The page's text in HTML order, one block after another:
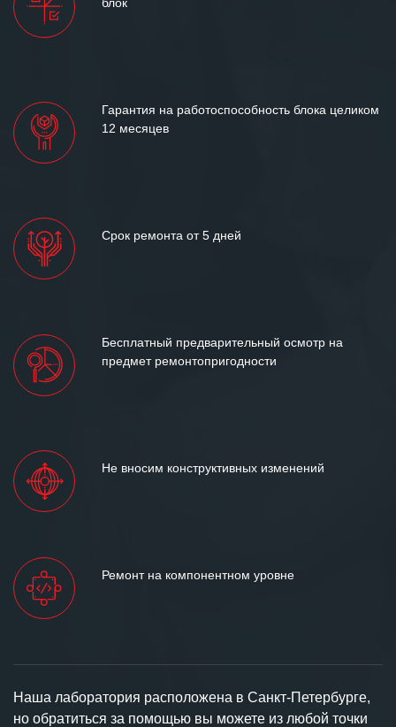
Гарантия на работоспособность блока целиком
12 месяцев
Срок ремонта от 5 дней
Бесплатный предварительный осмотр на
предмет ремонтопригодности
Не вносим конструктивных изменений
Ремонт на компонентном уровне
Наша лаборатория расположена в Санкт-Петербурге,
но обратиться за помощью вы можете из любой точки